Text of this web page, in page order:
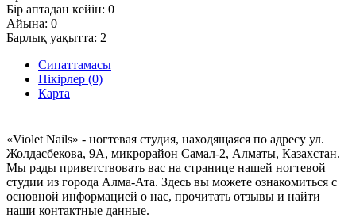
Бір аптадан кейін: 0
Айына: 0
Барлық уақытта: 2
Сипаттамасы
Пікірлер (0)
Карта
«Violet Nails» - ногтевая студия, находящаяся по адресу ул.
Жолдасбекова, 9А, микрорайон Самал-2, Алматы, Казахстан.
Мы рады приветствовать вас на странице нашей ногтевой
студии из города Алма-Ата. Здесь вы можете ознакомиться с
основной информацией о нас, прочитать отзывы и найти
наши контактные данные.